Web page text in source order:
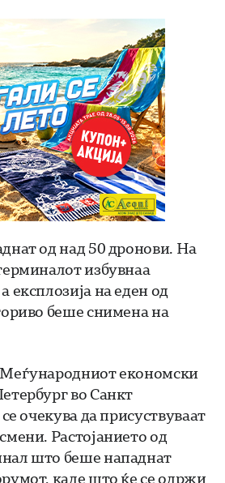
од над 50 дронови. На
избувнаа
експлозија на еден од
беше снимена на
економски
во Санкт
очекува да присуствуваат
Растојанието од
што беше нападнат
каде што ќе се одржи